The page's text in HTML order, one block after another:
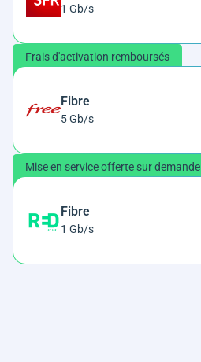
1 Gb/s
Frais d'activation remboursés
Fibre
5 Gb/s
Mise en service offerte sur demande
Fibre
1 Gb/s